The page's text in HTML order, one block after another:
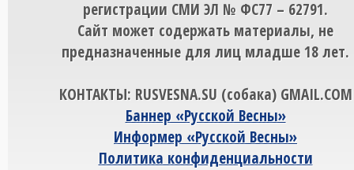
регистрации СМИ ЭЛ № ФС77 – 62791.
Сайт может содержать материалы, не
предназначенные для лиц младше 18 лет.
КОНТАКТЫ: RUSVESNA.SU (собака) GMAIL.COM
Баннер «Русской Весны»
Информер «Русской Весны»
Политика конфиденциальности